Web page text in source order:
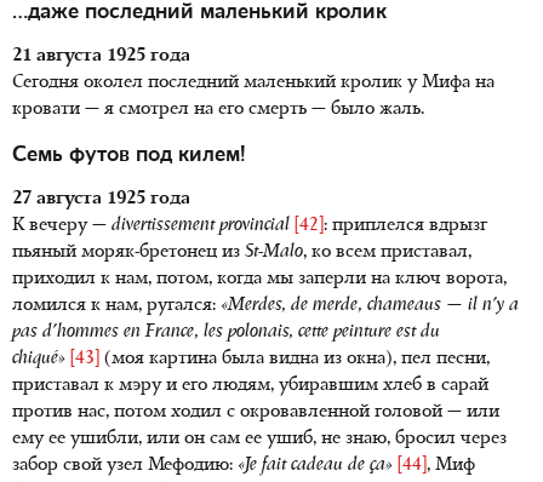
…даже последний маленький кролик
21 августа 1925 года
Сегодня околел последний маленький кролик у Мифа на
кровати — я смотрел на его смерть — было жаль.
Семь футов под килем!
27 августа 1925 года
К вечеру — divertissement provincial [42] : приплелся вдрызг
пьяный моряк-бретонец из St-Malo, ко всем приставал,
приходил к нам, потом, когда мы заперли на ключ ворота,
ломился к нам, ругался: «Merdes, de merde, chameaus — il n'y a
pas d'hommes en France, les polonais, cette peinture est du
chiqué» [43] (моя картина была видна из окна), пел песни,
приставал к мэру и его людям, убиравшим хлеб в сарай
против нас, потом ходил с окровавленной головой — или
ему ее ушибли, или он сам ее ушиб, не знаю, бросил через
забор свой узел Мефодию: «Je fait cadeau de ça» [44] , Миф